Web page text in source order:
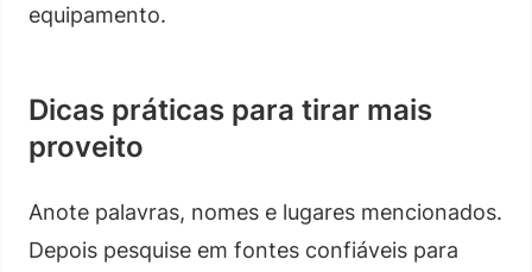
equipamento.
Dicas práticas para tirar mais
proveito
Anote palavras, nomes e lugares mencionados.
Depois pesquise em fontes confiáveis para